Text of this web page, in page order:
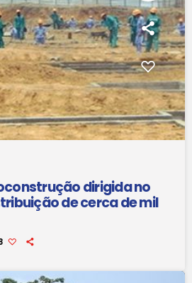
dirigida no
de cerca de mil